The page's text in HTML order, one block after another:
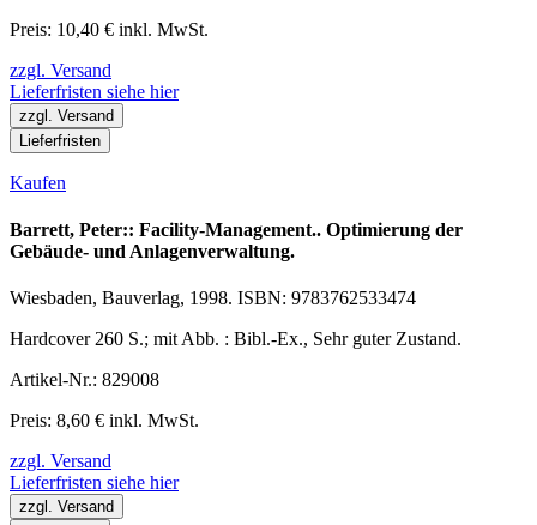
Preis: 10,40 € inkl. MwSt.
zzgl. Versand
Lieferfristen siehe hier
zzgl. Versand
Lieferfristen
Kaufen
Barrett, Peter:: Facility-Management.. Optimierung der
Gebäude- und Anlagenverwaltung.
Wiesbaden, Bauverlag, 1998. ISBN: 9783762533474
Hardcover 260 S.; mit Abb. : Bibl.-Ex., Sehr guter Zustand.
Artikel-Nr.: 829008
Preis: 8,60 € inkl. MwSt.
zzgl. Versand
Lieferfristen siehe hier
zzgl. Versand